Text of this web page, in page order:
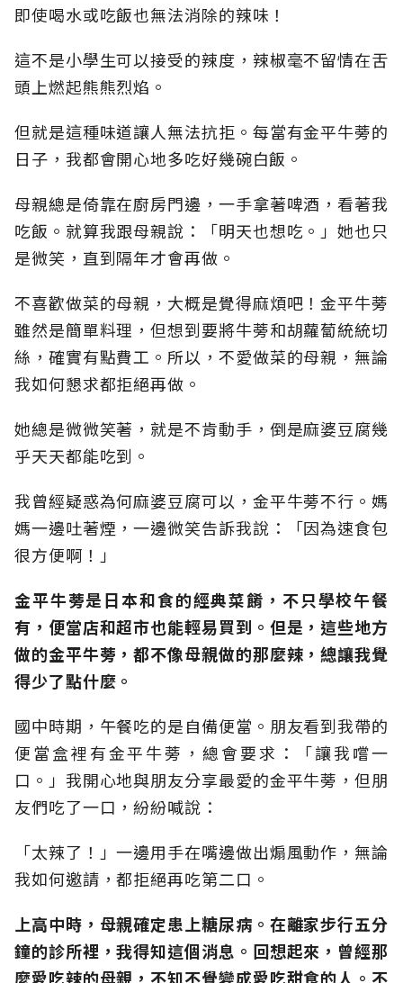
即使喝水或吃飯也無法消除的辣味！
這不是小學生可以接受的辣度，辣椒毫不留情在舌
頭上燃起熊熊烈焰。
但就是這種味道讓人無法抗拒。每當有金平牛蒡的
日子，我都會開心地多吃好幾碗白飯。
母親總是倚靠在廚房門邊，一手拿著啤酒，看著我
吃飯。就算我跟母親說：「明天也想吃。」她也只
是微笑，直到隔年才會再做。
不喜歡做菜的母親，大概是覺得麻煩吧！金平牛蒡
雖然是簡單料理，但想到要將牛蒡和胡蘿蔔統統切
絲，確實有點費工。所以，不愛做菜的母親，無論
我如何懇求都拒絕再做。
她總是微微笑著，就是不肯動手，倒是麻婆豆腐幾
乎天天都能吃到。
我曾經疑惑為何麻婆豆腐可以，金平牛蒡不行。媽
媽一邊吐著煙，一邊微笑告訴我說：「因為速食包
很方便啊！」
金平牛蒡是日本和食的經典菜餚，不只學校午餐
有，便當店和超市也能輕易買到。但是，這些地方
做的金平牛蒡，都不像母親做的那麼辣，總讓我覺
得少了點什麼。
國中時期，午餐吃的是自備便當。朋友看到我帶的
便當盒裡有金平牛蒡，總會要求：「讓我嚐一
口。」我開心地與朋友分享最愛的金平牛蒡，但朋
友們吃了一口，紛紛喊說：
「太辣了！」一邊用手在嘴邊做出煽風動作，無論
我如何邀請，都拒絕再吃第二口。
上高中時，母親確定患上糖尿病。在離家步行五分
鐘的診所裡，我得知這個消息。回想起來，曾經那
麼愛吃辣的母親，不知不覺變成愛吃甜食的人。不